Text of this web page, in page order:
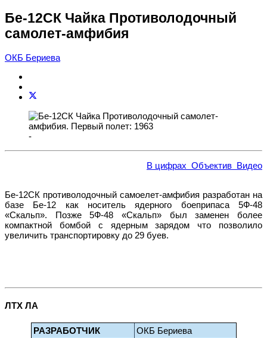
Бе-12СК Чайка Противолодочный
самолет-амфибия
ОКБ Бериева
-
В цифрах Объектив Видео
Бе-12СК противолодочный самоелет-амфибия разработан на
базе Бе-12 как носитель ядерного боеприпаса 5Ф-48
«Скальп». Позже 5Ф-48 «Скальп» был заменен более
компактной бомбой с ядерным зарядом что позволило
увеличить транспортировку до 29 буев.
ЛТХ ЛА
РАЗРАБОТЧИК
ОКБ Бериева